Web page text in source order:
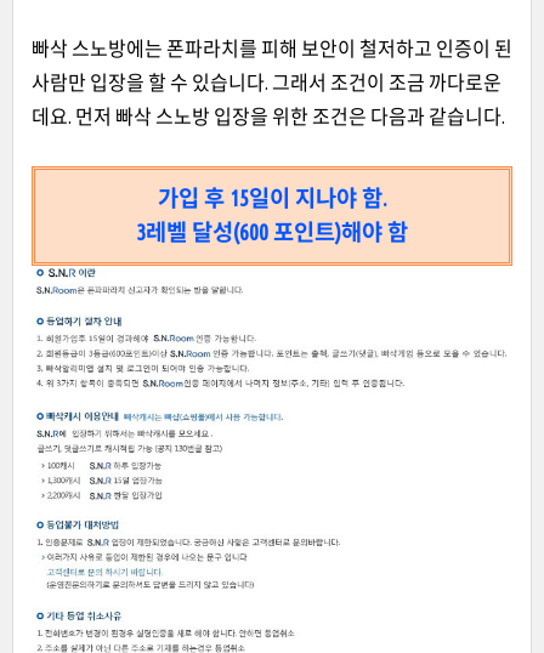
빠삭 스노방에는 폰파라치를 피해 보안이 철저하고 인증이 된
사람만 입장을 할 수 있습니다. 그래 서 조건이 조금 까다로운
데요. 먼저 빠삭 스노방 입장을 위한 조건은 다음과 같습니다.
가입 후 15일이 지나야 함.
3레벨 달성(600 포인트)해야 함